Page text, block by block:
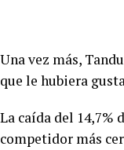
Una vez más,
que le hubiera
La caída del 14,7%
competidor más